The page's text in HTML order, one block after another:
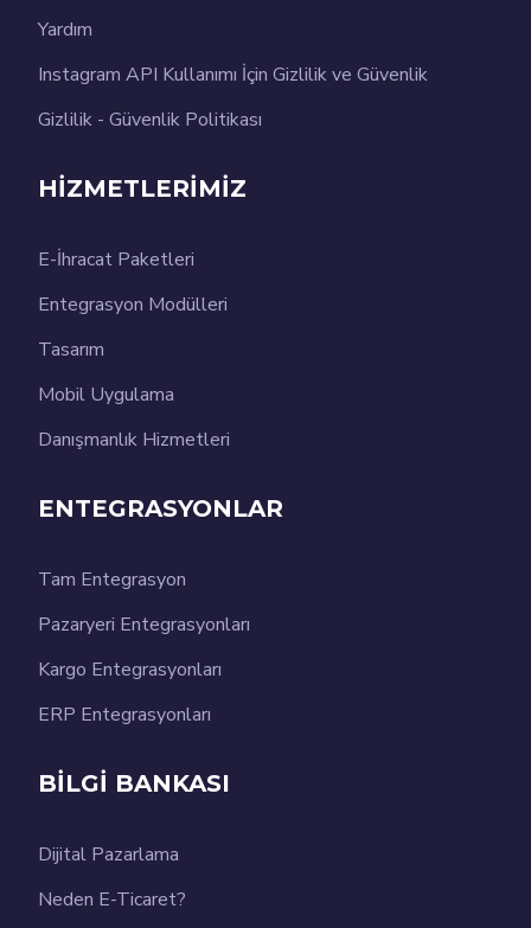
Yardım
Instagram API Kullanımı İçin Gizlilik ve Güvenlik
Gizlilik - Güvenlik Politikası
HİZMETLERİMİZ
E-İhracat Paketleri
Entegrasyon Modülleri
Tasarım
Mobil Uygulama
Danışmanlık Hizmetleri
ENTEGRASYONLAR
Tam Entegrasyon
Pazaryeri Entegrasyonları
Kargo Entegrasyonları
ERP Entegrasyonları
BİLGİ BANKASI
Dijital Pazarlama
Neden E-Ticaret?